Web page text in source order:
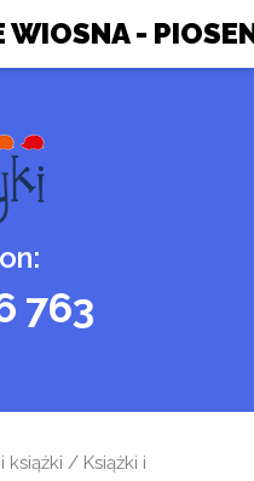
763
książki / Książki i
-